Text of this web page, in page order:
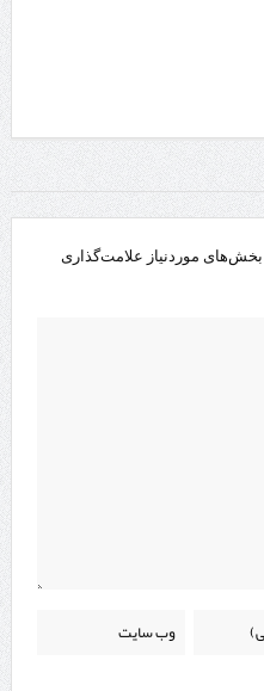
بخش‌های موردنیاز علامت‌گذاری